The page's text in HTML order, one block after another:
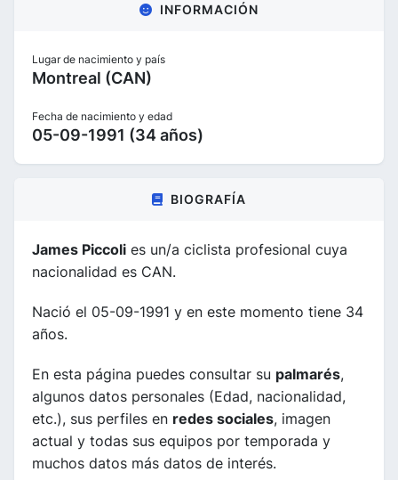
INFORMACIÓN
Lugar de nacimiento y país
Montreal (CAN)
Fecha de nacimiento y edad
05-09-1991 (34 años)
BIOGRAFÍA
James Piccoli es un/a ciclista profesional cuya
nacionalidad es CAN.
Nació el 05-09-1991 y en este momento tiene 34
años.
En esta página puedes consultar su palmarés,
algunos datos personales (Edad, nacionalidad,
etc.), sus perfiles en redes sociales, imagen
actual y todas sus equipos por temporada y
muchos datos más datos de interés.